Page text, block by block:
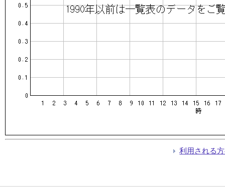
利用される